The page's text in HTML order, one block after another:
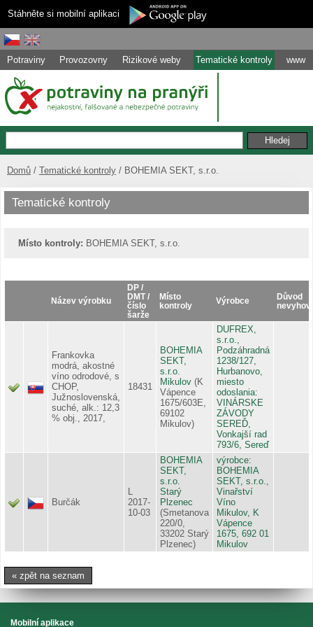
Stáhněte si mobilní aplikaci
Potraviny Provozovny Rizikové weby Tematické kontroly www
Domů Tematické kontroly BOHEMIA SEKT, s.r.o.
Tematické kontroly
Místo kontroly: BOHEMIA SEKT, s.r.o.
Název výrobku
DP /
DMT /
číslo
šarže
Místo
kontroly
Výrobce
Důvod
Frankovka
modrá, akostné
víno odrodové, s
CHOP,
Južnoslovenská,
suché, alk.: 12,3
% obj., 2017,
18431
BOHEMIA
SEKT,
s.r.o.
Mikulov (K
Vápence
1675/603E,
69102
Mikulov)
DUFREX,
s.r.o.,
Podzáhradná
1238/127,
Hurbanovo,
miesto
odoslania:
VINÁRSKE
ZÁVODY
SEREĎ,
Vonkajší rad
793/6, Sereď
Burčák
2017-
10-03
BOHEMIA
SEKT,
s.r.o.
Starý
Plzenec
(Smetanova
220/0,
33202 Starý
Plzenec)
výrobce:
BOHEMIA
SEKT, s.r.o.,
Vinařství
Víno
Mikulov, K
Vápence
1675, 692 01
Mikulov
« zpět na seznam
Mobilní aplikace